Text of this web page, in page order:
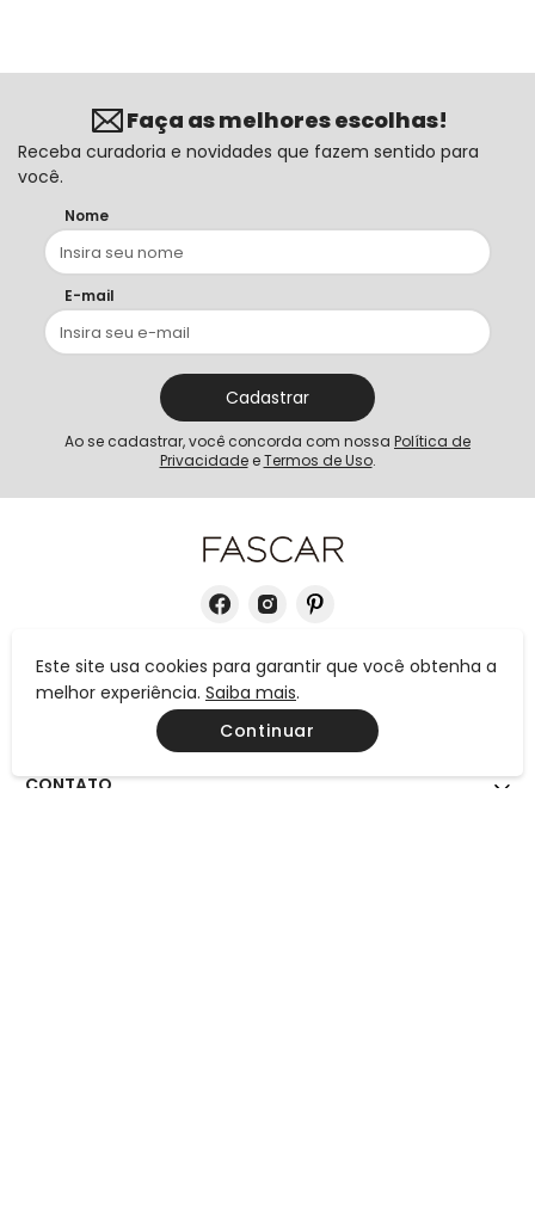
Faça as melhores escolhas!
Receba curadoria e novidades que fazem sentido para
você.
Nome
E-mail
Cadastrar
Ao se cadastrar, você concorda com nossa Política de
Privacidadee Termos de Uso.
INSTITUCIONAL
CONTATO
Este site usa cookies para garantir que você obtenha a
melhor experiência. Saiba mais.
Continuar